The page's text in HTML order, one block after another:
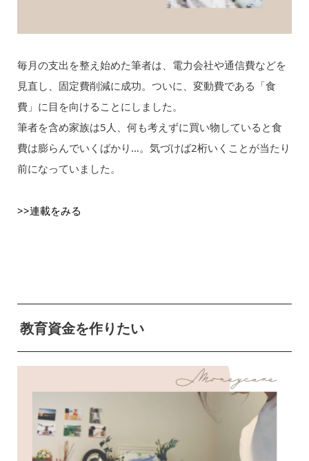
毎月の支出を整え始めた筆者は、電力会社や通信費などを
見直し、固定費削減に成功。ついに、変動費である「食
費」に目を向けることにしました。
筆者を含め家族は5人、何も考えずに買い物していると食
費は膨らんでいくばかり…。気づけば2桁いくことが当たり
前になっていました。
>>連載をみる
教育資金を作りたい